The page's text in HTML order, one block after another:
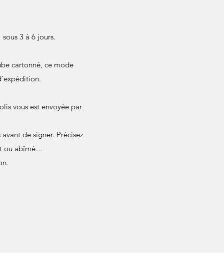
3 à 6 jours.
cartonné, ce mode
vous est envoyée par
de signer. Précisez
ou abîmé…